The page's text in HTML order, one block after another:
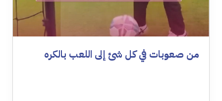
من صعوبات في كل شئ إلى اللعب بالكره